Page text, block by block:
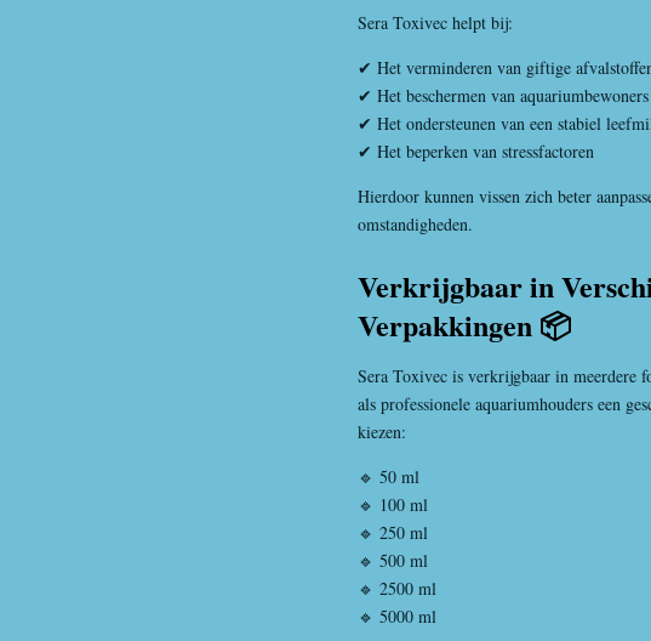
Sera Toxivec helpt bij:
✔ Het verminderen van giftige
✔ Het beschermen van aquariumbewoners
✔ Het ondersteunen van een stabiel
✔ Het beperken van stressfactoren
Hierdoor kunnen vissen zich beter
omstandigheden.
Verkrijgbaar in
Verpakkingen 📦
Sera Toxivec is verkrijgbaar in meerdere
als professionele aquariumhouders een
kiezen:
🔹 50 ml
🔹 100 ml
🔹 250 ml
🔹 500 ml
🔹 2500 ml
🔹 5000 ml